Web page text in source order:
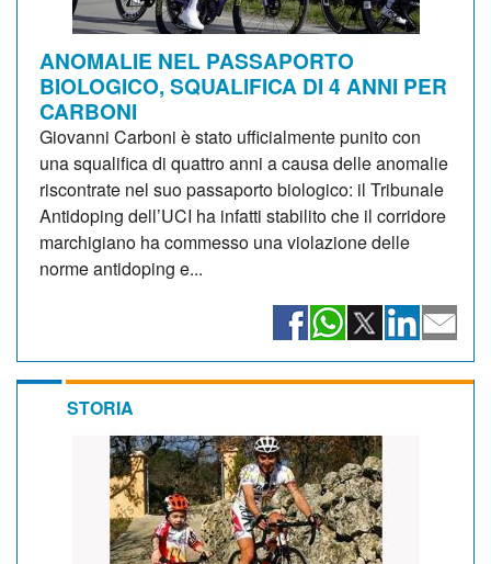
ANOMALIE NEL PASSAPORTO
BIOLOGICO, SQUALIFICA DI 4 ANNI PER
CARBONI
Giovanni Carboni è stato ufficialmente punito con
una squalifica di quattro anni a causa delle anomalie
riscontrate nel suo passaporto biologico: il Tribunale
Antidoping dell’UCI ha infatti stabilito che il corridore
marchigiano ha commesso una violazione delle
norme antidoping e...
STORIA